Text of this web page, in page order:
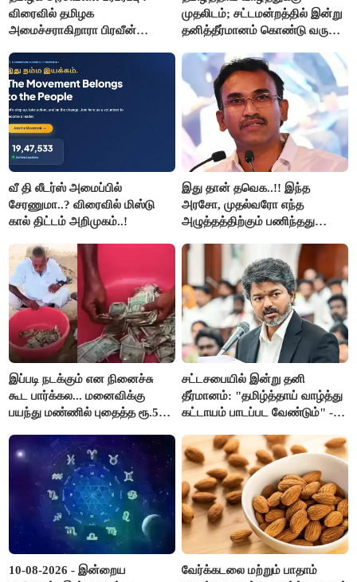
விரைவில் தமிழக
அமைச்சராகிறாரா பிரவீன்
முதலிடம்; சட்டமன்றத்தில் இன்று
தனித்தீர்மானம் கொண்டு வரும்
வீ தி லீடர்ஸ் அமைப்பில்
சேரணுமா..? விரைவில் மிஸ்டு
கால் திட்டம் அறிமுகம்..!
இது தான் தவெக..!! இந்த
அரசோ, முதல்வரோ எந்த
அழுத்தத்திற்கும் பணிந்தது
அருண்ராஜ்..!
இப்படி நடக்கும் என நினைச்சு
கூட பார்க்கல... மனைவிக்கு
பயந்து மண்ணில் புதைத்த ரூ.5
சட்டசபையில் இன்று தனி
தீர்மானம்: "தமிழ்த்தாய் வாழ்த்து
கட்டாயம் பாடப்பட வேண்டும்" -
10-08-2026 - இன்றைய
வேர்க்கடலை மற்றும் பாதாம்